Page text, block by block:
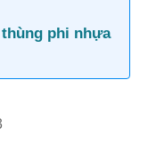
phi nhựa